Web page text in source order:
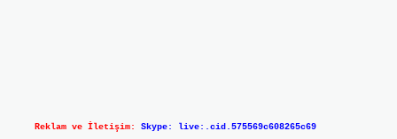
Reklam ve İletişim: Skype: live:.cid.575569c608265c69